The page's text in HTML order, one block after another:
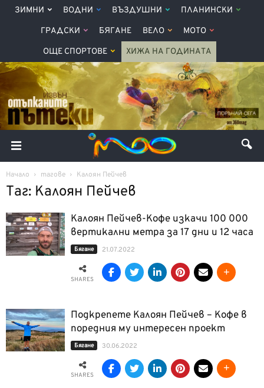
ЗИМНИ ВОДНИ ВЪЗДУШНИ ПЛАНИНСКИ
ГРАДСКИ БЯГАНЕ ВЕЛО МОТО
ОЩЕ СПОРТОВЕ ХИЖА НА ГОДИНАТА
Начало тагове Калоян Пейчев
Таг: Калоян Пейчев
Калоян Пейчев-Кофе изкачи 100 000
вертикални метра за 17 дни и 12 часа
Бягане 21.07.2022
SHARES
Подкрепете Калоян Пейчев – Кофе в
поредния му интересен проект
Бягане 30.06.2022
SHARES